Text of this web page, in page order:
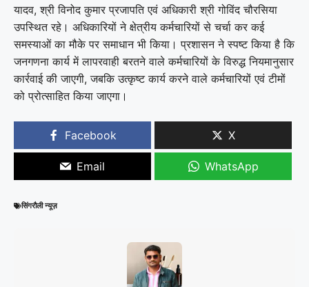
यादव, श्री विनोद कुमार प्रजापति एवं अधिकारी श्री गोविंद चौरसिया
उपस्थित रहे। अधिकारियों ने क्षेत्रीय कर्मचारियों से चर्चा कर कई
समस्याओं का मौके पर समाधान भी किया। प्रशासन ने स्पष्ट किया है कि
जनगणना कार्य में लापरवाही बरतने वाले कर्मचारियों के विरुद्ध नियमानुसार
कार्रवाई की जाएगी, जबकि उत्कृष्ट कार्य करने वाले कर्मचारियों एवं टीमों
को प्रोत्साहित किया जाएगा।
Facebook X
Email WhatsApp
सिंगरौली न्यूज़